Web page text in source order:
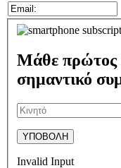
Μάθε πρώτος
σημαντικό
Invalid Input